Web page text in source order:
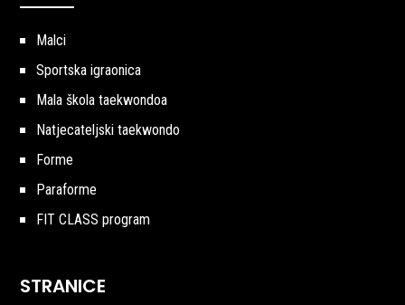
Malci
Sportska igraonica
Mala škola taekwondoa
Natjecateljski taekwondo
Forme
Paraforme
FIT CLASS program
STRANICE